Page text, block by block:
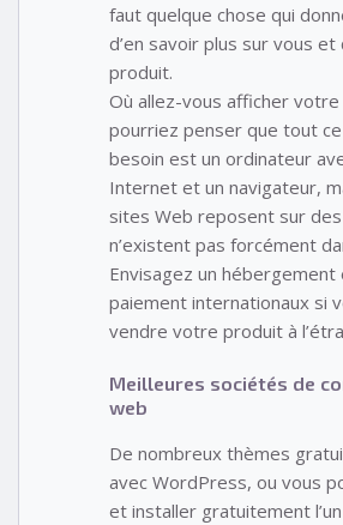
faut quelque chose qui
d’en savoir plus sur vous et
produit.
Où allez-vous afficher votre
pourriez penser que tout
besoin est un ordinateur
Internet et un navigateur,
sites Web reposent sur
n’existent pas forcément
Envisagez un
paiement internationaux si
vendre votre produit à
Meilleures sociétés de
web
De nombreux thèmes
avec WordPress, ou vous
et installer gratuitement